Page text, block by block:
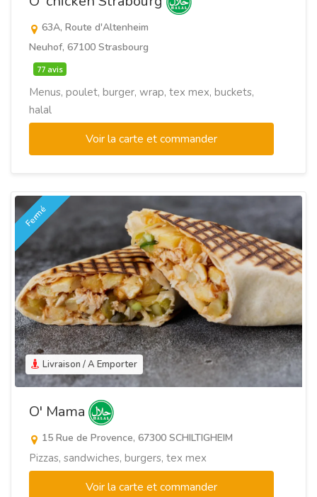
63A, Route d'Altenheim
Neuhof, 67100 Strasbourg
77 avis
Menus, poulet, burger, wrap, tex mex, buckets,
halal
Voir la carte et commander
Livraison / A Emporter
Fermé
O' Mama
15 Rue de Provence, 67300 SCHILTIGHEIM
Pizzas, sandwiches, burgers, tex mex
Voir la carte et commander